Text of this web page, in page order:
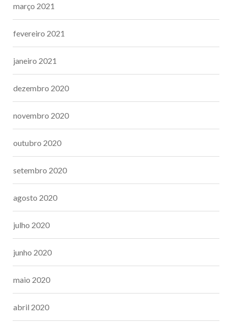
março 2021
fevereiro 2021
janeiro 2021
dezembro 2020
novembro 2020
outubro 2020
setembro 2020
agosto 2020
julho 2020
junho 2020
maio 2020
abril 2020